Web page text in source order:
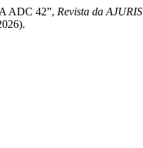
ADC 42”, Revista da AJURIS